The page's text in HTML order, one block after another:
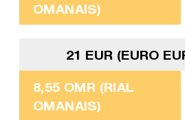
OMANAIS)
21 EUR (EURO
8,55 OMR (RIAL
OMANAIS)